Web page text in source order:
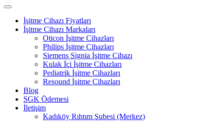
İşitme Cihazı Fiyatları
İşitme Cihazı Markaları
Oticon İşitme Cihazları
Philips İşitme Cihazları
Siemens Signia İşitme Cihazı
Kulak İçi İşitme Cihazları
Pediatrik İşitme Cihazları
Resound İşitme Cihazları
Blog
SGK Ödemesi
İletişim
Kadıköy Rıhtım Şubesi (Merkez)